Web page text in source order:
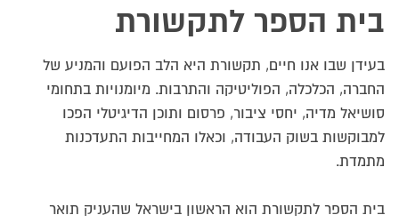
בית הספר לתקשורת
בעידן שבו אנו חיים, תקשורת היא הלב הפועם והמניע של
החברה, הכלכלה, הפוליטיקה והתרבות. מיומנויות בתחומי
סושיאל מדיה, יחסי ציבור, פרסום ותוכן הדיגיטלי הפכו
למבוקשות בשוק העבודה, וכאלו המחייבות התעדכנות
מתמדת.
בית הספר לתקשורת הוא הראשון בישראל שהעניק תואר